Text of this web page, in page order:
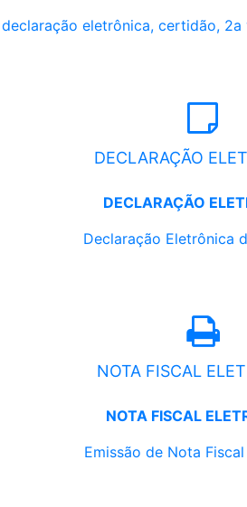
eletrônica, certidão, 2a
DECLARAÇÃO
DECLARAÇÃO
Declaração Eletrônica
NOTA FISCAL
NOTA FISCAL
Emissão de Nota